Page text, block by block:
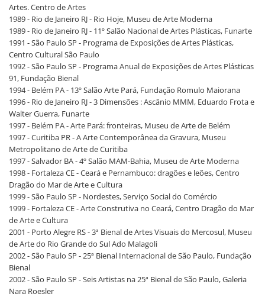
Artes. Centro de Artes
1989 - Rio de Janeiro RJ - Rio Hoje, Museu de Arte Moderna
1989 - Rio de Janeiro RJ - 11º Salão Nacional de Artes Plásticas, Funarte
1991 - São Paulo SP - Programa de Exposições de Artes Plásticas,
Centro Cultural São Paulo
1992 - São Paulo SP - Programa Anual de Exposições de Artes Plásticas
91, Fundação Bienal
1994 - Belém PA - 13º Salão Arte Pará, Fundação Romulo Maiorana
1996 - Rio de Janeiro RJ - 3 Dimensões : Ascânio MMM, Eduardo Frota e
Walter Guerra, Funarte
1997 - Belém PA - Arte Pará: fronteiras, Museu de Arte de Belém
1997 - Curitiba PR - A Arte Contemporânea da Gravura, Museu
Metropolitano de Arte de Curitiba
1997 - Salvador BA - 4º Salão MAM-Bahia, Museu de Arte Moderna
1998 - Fortaleza CE - Ceará e Pernambuco: dragões e leões, Centro
Dragão do Mar de Arte e Cultura
1999 - São Paulo SP - Nordestes, Serviço Social do Comércio
1999 - Fortaleza CE - Arte Construtiva no Ceará, Centro Dragão do Mar
de Arte e Cultura
2001 - Porto Alegre RS - 3ª Bienal de Artes Visuais do Mercosul, Museu
de Arte do Rio Grande do Sul Ado Malagoli
2002 - São Paulo SP - 25ª Bienal Internacional de São Paulo, Fundação
Bienal
2002 - São Paulo SP - Seis Artistas na 25ª Bienal de São Paulo, Galeria
Nara Roesler